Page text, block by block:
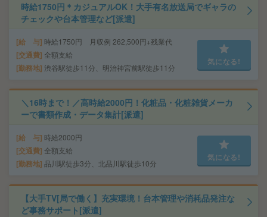
時給1750円＊カジュアルOK！大手有名放送局でギャラの
チェックや台本管理など[派遣]
給 与 時給1750円 月収例 262,500円+残業代
交通費 全額支給
勤務地 渋谷駅徒歩11分、明治神宮前駅徒歩11分
気になる!
＼16時まで！／高時給2000円！化粧品・化粧雑貨メーカ
ーで書類作成・データ集計[派遣]
給 与 時給2000円
交通費 全額支給
勤務地 品川駅徒歩3分、北品川駅徒歩10分
気になる!
【大手TV[局で働く】充実環境！台本管理や消耗品発注な
ど事務サポート[派遣]